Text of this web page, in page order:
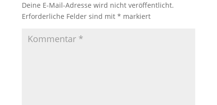
Deine E-Mail-Adresse wird nicht veröffentlicht.
Erforderliche Felder sind mit * markiert